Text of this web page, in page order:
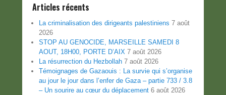
Articles récents
La criminalisation des dirigeants palestiniens 7 août
2026
STOP AU GENOCIDE, MARSEILLE SAMEDI 8
AOUT, 18H00, PORTE D’AIX 7 août 2026
La résurrection du Hezbollah 7 août 2026
Témoignages de Gazaouis : La survie qui s’organise
au jour le jour dans l’enfer de Gaza – partie 733 / 3.8
– Un sourire au cœur du déplacement 6 août 2026